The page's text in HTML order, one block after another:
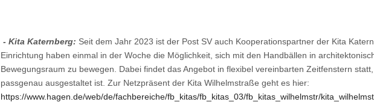
- Kita Katernberg: Seit dem Jahr 2023 ist der Post SV auch Kooperationspartner der Kita
Einrichtung haben einmal in der Woche die Möglichkeit, sich mit den Handbällen in
Bewegungsraum zu bewegen. Dabei findet das Angebot in flexibel vereinbarten Zeitfenstern
passgenau ausgestaltet ist. Zur Netzpräsent der Kita Wilhelmstraße geht es hier:
https://www.hagen.de/web/de/fachbereiche/fb_kitas/fb_kitas_03/fb_kitas_wilhelmstr/